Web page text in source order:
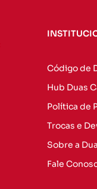
Código de
Hub Duas
Política de
Trocas e
Sobre a
Fale